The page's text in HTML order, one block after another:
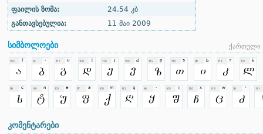
ფაილის ზომა:
24.54 კბ
განთავსებულია:
11 მაი 2009
სიმბოლოები ქართული
კომენტარები